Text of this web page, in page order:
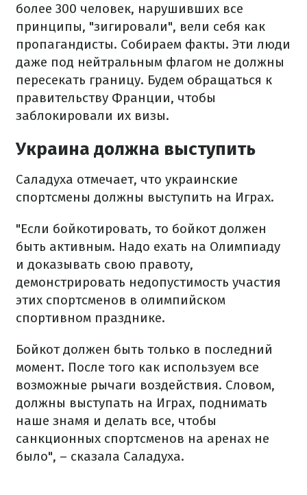
более 300 человек, нарушивших все
принципы, "зигировали", вели себя как
пропагандисты. Собираем факты. Эти люди
даже под нейтральным флагом не должны
пересекать границу. Будем обращаться к
правительству Франции, чтобы
заблокировали их визы.
Украина должна выступить
Саладуха отмечает, что украинские
спортсмены должны выступить на Играх.
"Если бойкотировать, то бойкот должен
быть активным. Надо ехать на Олимпиаду
и доказывать свою правоту,
демонстрировать недопустимость участия
этих спортсменов в олимпийском
спортивном празднике.
Бойкот должен быть только в последний
момент. После того как используем все
возможные рычаги воздействия. Словом,
должны выступать на Играх, поднимать
наше знамя и делать все, чтобы
санкционных спортсменов на аренах не
было", – сказала Саладуха.